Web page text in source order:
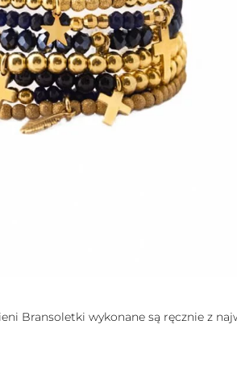
Bransoletki wykonane są ręcznie z